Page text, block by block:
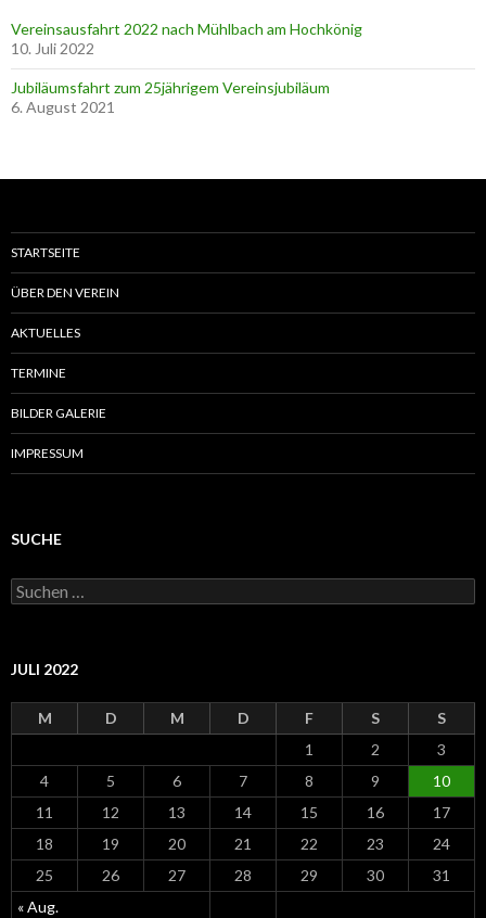
Vereinsausfahrt 2022 nach Mühlbach am Hochkönig
10. Juli 2022
Jubiläumsfahrt zum 25jährigem Vereinsjubiläum
6. August 2021
STARTSEITE
ÜBER DEN VEREIN
AKTUELLES
TERMINE
BILDER GALERIE
IMPRESSUM
SUCHE
S
u
e
n
h
JULI 2022
M D M D F S S
« Aug.
1 2
3
4
5 6 7 8 9
10
11
12 13 14 15 16
17
18
19 20 21 22 23
24
25
26 27 28 29 30 31